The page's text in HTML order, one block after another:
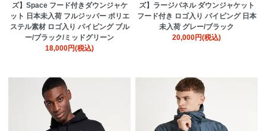
ズ】Space フード付きダウンジャケ
ット 日本未入荷 フルジッパー ポリエ
ステル素材 ロゴ入り パイピング ブル
ー/ブラック/ミッドグリーン
18,000円(税込)
ズ】ラージパネル ダウンジャケット
フード付き ロゴ入り パイピング 日本
未入荷 グレー/ブラック
20,000円(税込)